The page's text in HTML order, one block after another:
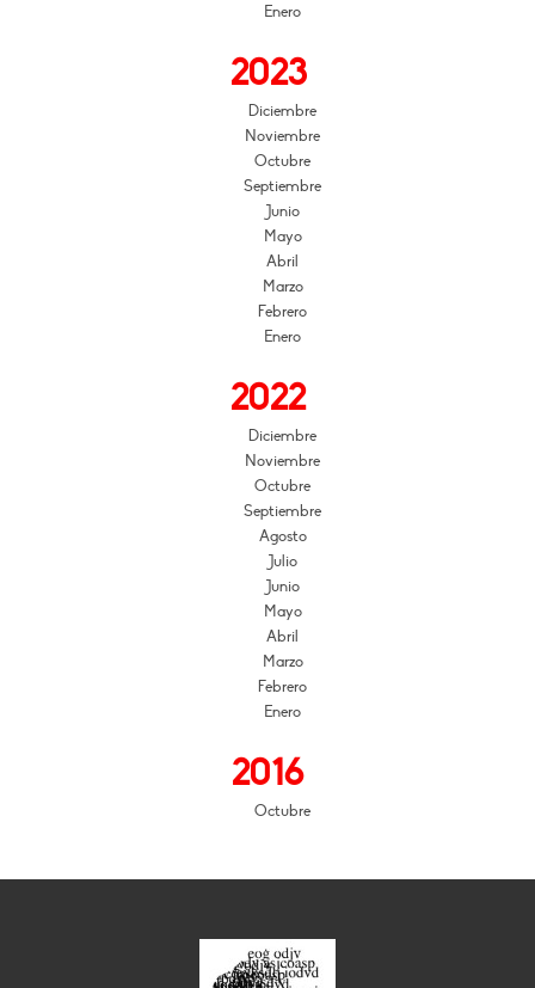
Enero
2023
Diciembre
Noviembre
Octubre
Septiembre
Junio
Mayo
Abril
Marzo
Febrero
Enero
2022
Diciembre
Noviembre
Octubre
Septiembre
Agosto
Julio
Junio
Mayo
Abril
Marzo
Febrero
Enero
2016
Octubre